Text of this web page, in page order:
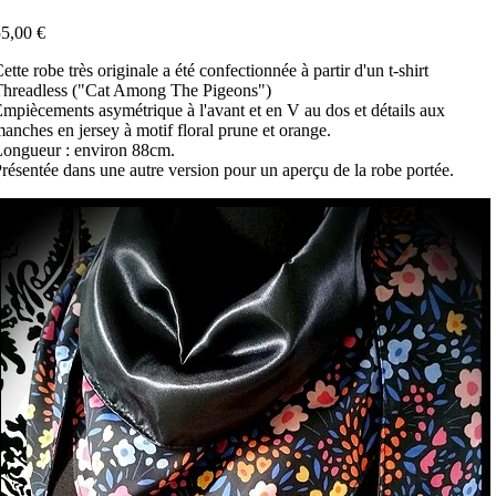
€
robe très originale a été confectionnée à partir d'un t-shirt
("Cat Among The Pigeons")
asymétrique à l'avant et en V au dos et détails aux
en jersey à motif floral prune et orange.
: environ 88cm.
dans une autre version pour un aperçu de la robe portée.